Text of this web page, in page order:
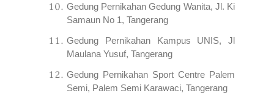
Gedung Pernikahan Gedung Wanita, Jl. Ki
Samaun No 1, Tangerang
Gedung Pernikahan Kampus UNIS, Jl
Maulana Yusuf, Tangerang
Gedung Pernikahan Sport Centre Palem
Semi, Palem Semi Karawaci, Tangerang